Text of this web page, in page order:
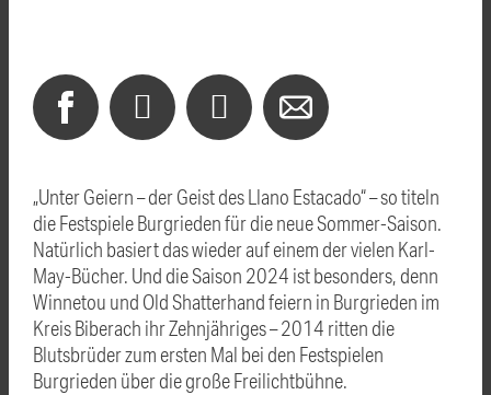
„Unter Geiern – der Geist des Llano Estacado“ – so titeln
die Festspiele Burgrieden für die neue Sommer-Saison.
Natürlich basiert das wieder auf einem der vielen Karl-
May-Bücher. Und die Saison 2024 ist besonders, denn
Winnetou und Old Shatterhand feiern in Burgrieden im
Kreis Biberach ihr Zehnjähriges – 2014 ritten die
Blutsbrüder zum ersten Mal bei den Festspielen
Burgrieden über die große Freilichtbühne.